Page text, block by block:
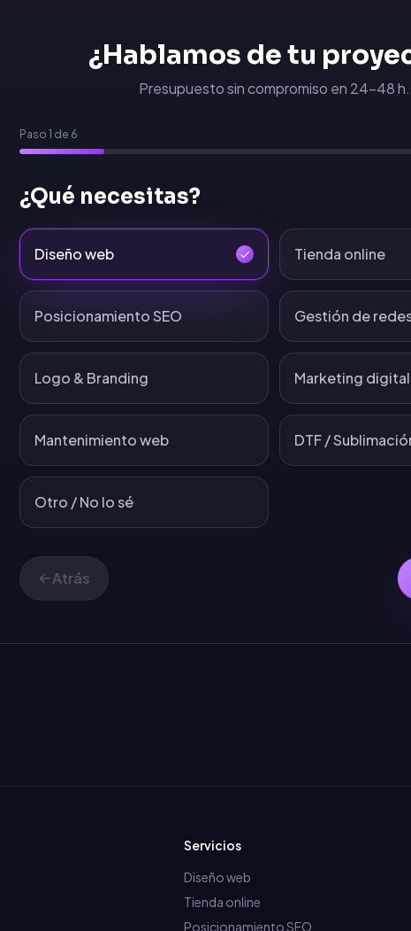
¿Hablamos de tu
Presupuesto sin compromiso en 24-48 h.
Paso 1 de 6
¿Qué necesitas?
Diseño web Tienda online
Posicionamiento SEO Gestión de
Logo & Branding Marketing digital
Mantenimiento web DTF /
Otro / No lo sé
Atrás
Servicios
Diseño web
Tienda online
Posicionamiento SEO